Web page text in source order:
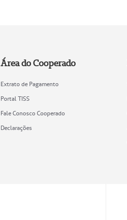
Área do Cooperado
Extrato de Pagamento
Portal TISS
Fale Conosco Cooperado
Declarações